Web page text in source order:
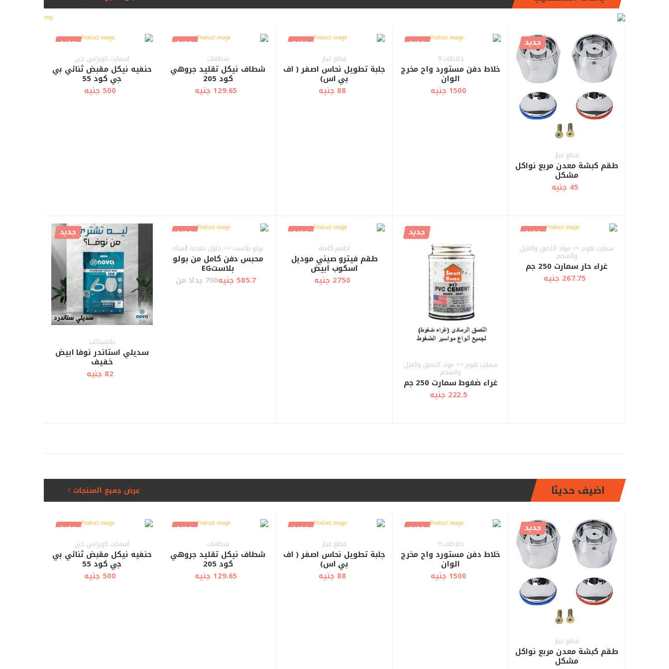
جديد
قطع غيار
طقم كبشة معدن مربع نواكل
مشكل
45 جنيه
جديد
خلاطات 9
خلاط دفن مستورد واح مخرج
الوان
1500 جنيه
العربة عرض سريع
جديد
قطع غيار
جلبة تطويل نحاس اصفر ( اف
بي اس)
88 جنيه
العربة
جديد
شطفات
شطاف نيكل تقليد جروهي
كود 205
129.65 جنيه
جديد
اسمارت كوبر/بي جي
حنفيه نيكل مقبض ثنائي بي
جي كود 55
500 جنيه
أضف إلى
العربة عرض سريع
جديد
سمارت هوم => مواد اللصق والعزل
والشحم
غراء حار سمارت 250 جم
267.75 جنيه
جديد
سمارت هوم => مواد اللصق والعزل
والشحم
غراء ضغوط سمارت 250 جم
222.5 جنيه
جديد
اطقم كاملة
طقم فيترو صيني موديل
اسكوب ابيض
2750 جنيه
جديد
بولو بلاست => حلول تغذية المياه
محبس دفن كامل من بولو
بلاستEG
585.7 جنيه
700 بدلا من
جديد
بلاستكات
سديلي استاندر نوفا ابيض
خفيف
82 جنيه
اضيف حديثا عرض جميع المنتجات
جديد
قطع غيار
طقم كبشة معدن مربع نواكل
مشكل
جديد
خلاطات 9
خلاط دفن مستورد واح مخرج
الوان
1500 جنيه
جديد
قطع غيار
جلبة تطويل نحاس اصفر ( اف
بي اس)
88 جنيه
جديد
شطفات
شطاف نيكل تقليد جروهي
كود 205
129.65 جنيه
جديد
اسمارت كوبر/بي جي
حنفيه نيكل مقبض ثنائي بي
جي كود 55
500 جنيه